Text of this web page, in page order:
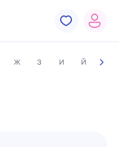
Ж З И Й К